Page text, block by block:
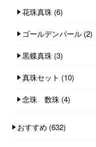
花珠真珠 (6)
ゴールデンパール (2)
黒蝶真珠 (3)
真珠セット (10)
念珠 数珠 (4)
おすすめ (632)